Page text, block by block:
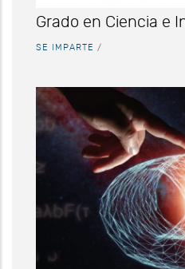
Grado en Ciencia e
SE IMPARTE /